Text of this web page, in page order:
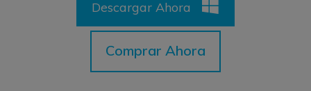
Descargar Ahora
Comprar Ahora